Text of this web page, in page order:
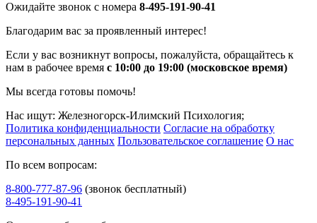
Ожидайте звонок с номера 8-495-191-90-41
Благодарим вас за проявленный интерес!
Если у вас возникнут вопросы, пожалуйста, обращайтесь к
нам в рабочее время с 10:00 до 19:00 (московское время)
Мы всегда готовы помочь!
Нас ищут: Железногорск-Илимский Психология;
Политика конфиденциальности Согласие на обработку
персональных данных Пользовательское соглашение О нас
По всем вопросам:
8-800-777-87-96 (звонок бесплатный)
8-495-191-90-41